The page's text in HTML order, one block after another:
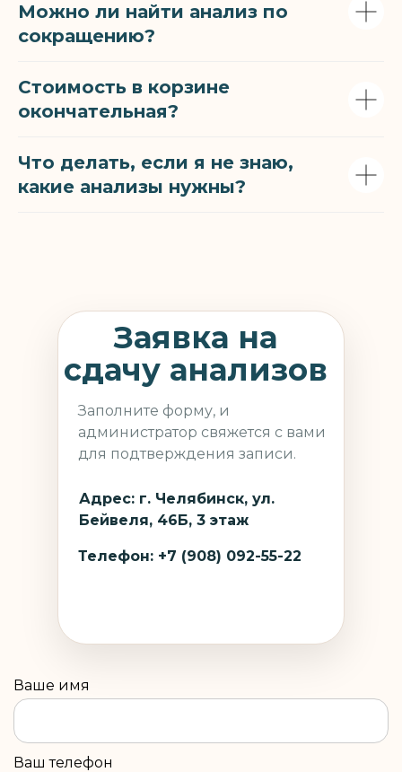
Можно ли найти анализ по
сокращению?
Стоимость в корзине
окончательная?
Что делать, если я не знаю,
какие анализы нужны?
Телефон: +7 (908) 092-55-22
Адрес: г. Челябинск, ул.
Бейвеля, 46Б, 3 этаж
Заполните форму, и
администратор свяжется с вами
для подтверждения записи.
Заявка на
сдачу анализов
Ваше имя
Ваш телефон